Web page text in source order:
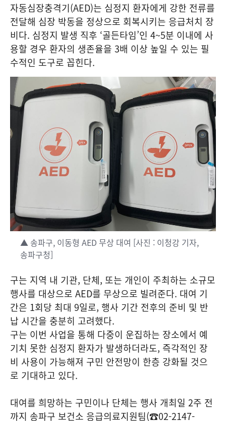
자동심장충격기(AED)는 심정지 환자에게 강한 전류를
전달해 심장 박동을 정상으로 회복시키는 응급처치 장
비다. 심정지 발생 직후 ‘골든타임’인 4~5분 이내에 사
용할 경우 환자의 생존율을 3배 이상 높일 수 있는 필
수적인 도구로 꼽힌다.
▲ 송파구, 이동형 AED 무상 대여 [사진 : 이청강 기자,
송파구청]
구는 지역 내 기관, 단체, 또는 개인이 주최하는 소규모
행사를 대상으로 AED를 무상으로 빌려준다. 대여 기
간은 1회당 최대 9일로, 행사 기간 전후의 준비 및 반
납 시간을 충분히 고려했다.
구는 이번 사업을 통해 다중이 운집하는 장소에서 예
기치 못한 심정지 환자가 발생하더라도, 즉각적인 장
비 사용이 가능해져 구민 안전망이 한층 강화될 것으
로 기대하고 있다.
대여를 희망하는 구민이나 단체는 행사 개최일 2주 전
까지 송파구 보건소 응급의료지원팀(☎02-2147-